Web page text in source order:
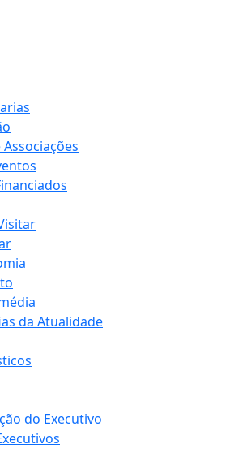
da Atualidade
do Executivo